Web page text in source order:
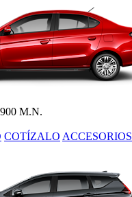
M.N.
COTÍZALO ACCESORIOS